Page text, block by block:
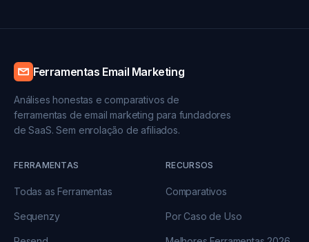
Ferramentas Email Marketing
Análises honestas e comparativos de
ferramentas de email marketing para fundadores
de SaaS. Sem enrolação de afiliados.
FERRAMENTAS
Todas as Ferramentas
Sequenzy
RECURSOS
Comparativos
Por Caso de Uso